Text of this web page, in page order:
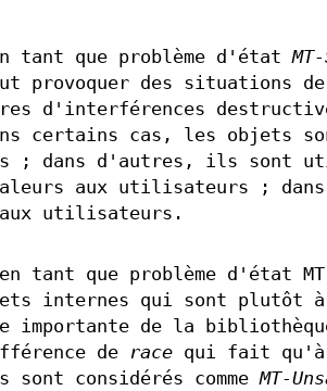
tant que problème d'état
provoquer des situations de
d'interférences
certains cas, les objets
; dans d'autres, ils sont
aux utilisateurs ;
aux utilisateurs.
tant que problème d'état
internes qui sont plutôt à
de la bibliothèque
de racequi fait qu'à
considérés commeMT-